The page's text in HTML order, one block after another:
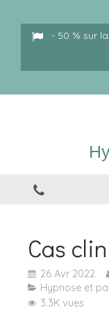
- 50 % sur
Cas
26 Avr 2022
Hypnose et
3.3K vues